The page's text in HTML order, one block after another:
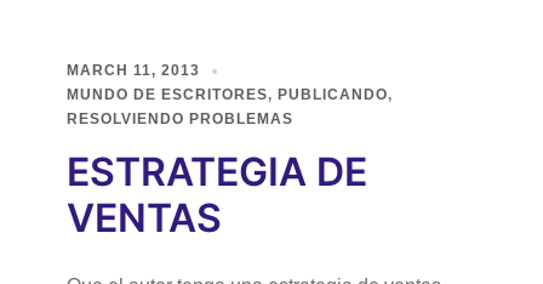
MARCH 11, 2013
MUNDO DE ESCRITORES, PUBLICANDO,
RESOLVIENDO PROBLEMAS
ESTRATEGIA DE
VENTAS